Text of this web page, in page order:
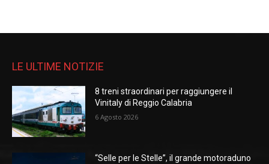
LE ULTIME NOTIZIE
8 treni straordinari per raggiungere il
Vinitaly di Reggio Calabria
6 Agosto 2026
“Selle per le Stelle”, il grande motoraduno